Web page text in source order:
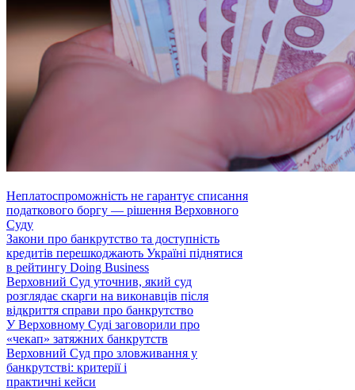
Неплатоспроможність не гарантує списання
податкового боргу — рішення Верховного
Суду
Закони про банкрутство та доступність
кредитів перешкоджають Україні піднятися
в рейтингу Doing Business
Верховний Суд уточнив, який суд
розглядає скарги на виконавців після
відкриття справи про банкрутство
У Верховному Суді заговорили про
«чекап» затяжних банкрутств
Верховний Суд про зловживання у
банкрутстві: критерії і
практичні кейси